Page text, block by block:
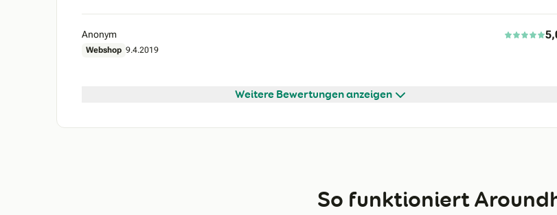
Anonym
Webshop 9.4.2019
Weitere Bewertungen anzeigen
So funktioniert